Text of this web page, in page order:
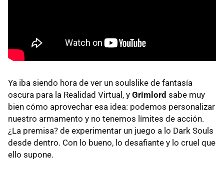
Ya iba siendo hora de ver un soulslike de fantasía
oscura para la Realidad Virtual, y Grimlord sabe muy
bien cómo aprovechar esa idea: podemos personalizar
nuestro armamento y no tenemos límites de acción.
¿La premisa? de experimentar un juego a lo Dark Souls
desde dentro. Con lo bueno, lo desafiante y lo cruel que
ello supone.